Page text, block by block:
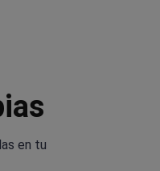
en tu